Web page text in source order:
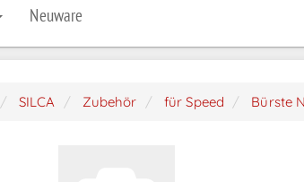
Neuware
SILCA Zubehör für Speed Bürste